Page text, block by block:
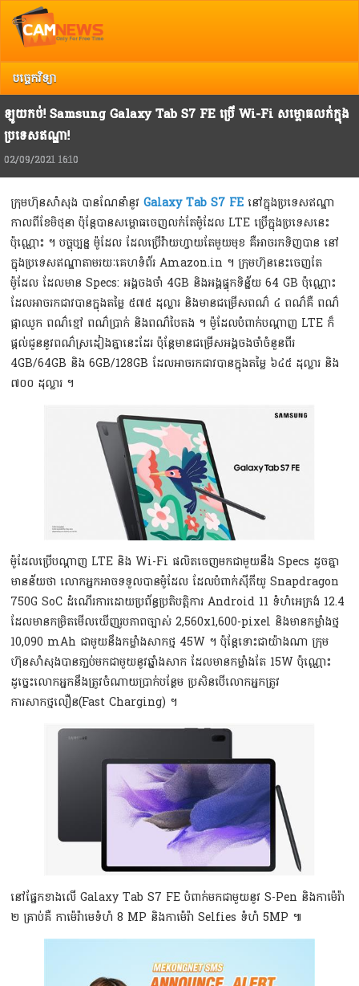
បច្ចេកវិទ្យា
ឡូយកប់! Samsung Galaxy Tab S7 FE ប្រើ Wi-Fi សម្ពោធលក់ក្នុង
ប្រទេសឥណ្ឌា!
02/09/2021 16:10
ក្រុមហ៊ុនសាំសុង បានណែនាំនូវ Galaxy Tab S7 FE នៅក្នុងប្រទេសឥណ្ឌា​
កាលពីខែមិថុនា ប៉ុន្ដែបានសម្ពោធចេញលក់តែម៉ូដែល LTE ប្រើក្នុងប្រទេសនេះ
ប៉ុណ្ណោះ ។ បច្ចុប្បន្ន ម៉ូដែល ដែលប្រើវ៉ាយហ្វាយតែមួយមុខ គឺអាចរកទិញបាន នៅ
ក្នុងប្រទេសឥណ្ឌាតាមរយៈគេហទំព័រ Amazon.in ។ ក្រុមហ៊ុននេះចេញតែ
ម៉ូដែល ដែលមាន Specs: អង្គចងចាំ 4GB និងអង្គផ្ទុកទិន្ន័យ 64 GB ប៉ុណ្ណោះ
ដែលអាចរកជាវបានក្នុងតម្លៃ ៥៧៥​ ដុល្លារ និងមានជម្រើសពណ៌ ៤ ពណ៌គឺ ពណ៌
ផ្កាឈូក ពណ៌ខ្មៅ ពណ៌ប្រាក់ និងពណ៌បៃតង ។ ម៉ូដែលបំពាក់បណ្ដាញ LTE ក៏
ផ្ដល់ជូននូវពណ៌ស្រដៀងគ្នានេះដែរ ប៉ុន្ដែមានជម្រើសអង្គចងចាំចំនួនពីរ
4GB/64GB និង 6GB/128GB ដែលអាចរកជាវបានក្នុងតម្លៃ ៦៤៥ ដុល្លារ និង
៧០០ ដុល្លារ ។
ម៉ូដែលប្រើបណ្ដាញ LTE និង Wi-Fi ផលិតចេញមកជាមួយនឹង Specs ដូចគ្នា
មានន័យថា លោកអ្នកអាចទទួលបានម៉ូដែល ដែលបំពាក់ស៊ីភីយូ Snapdragon
750G SoC ដំណើរការដោយប្រព័ន្ធប្រតិបត្ដិការ Android 11 ទំហំអេក្រង់ 12.4
ដែលមានកម្រិតមើលឃើញរូបភាពច្បាស់ 2,560x1,600-pixel និងមានកម្លាំងថ្ម
10,090 mAh ជាមួយនឹងកម្លាំងសាកថ្ម 45W ។ ប៉ុន្ដែទោះជាយ៉ាងណា ក្រុម
ហ៊ុនសាំសុងបានភា្ជប់មកជាមួយនូវឆ្នាំងសាក ដែលមានកម្លាំងតែ 15W ប៉ុណ្ណោះ
ដូច្នេះលោកអ្នកនឹងត្រូវចំណាយប្រាក់បន្ថែម ប្រសិនបើលោកអ្នកត្រូវ
ការសាកថ្មលឿន(Fast Charging) ។
នៅផ្នែកខាងលើ Galaxy Tab S7 FE បំពាក់មកជាមួយនូវ S-Pen និងកាម៉េរ៉ា
២ គ្រាប់គឺ កាម៉េរ៉ាមេទំហំ 8 MP និងកាម៉េរ៉ា Selfies ទំហំ 5MP ៕
រាល់ការរិះគន់ កែលំអ បញ្ចេញយោបល់ អ្នកអាចទាក់ទង Camnews តាមរយៈ Email: